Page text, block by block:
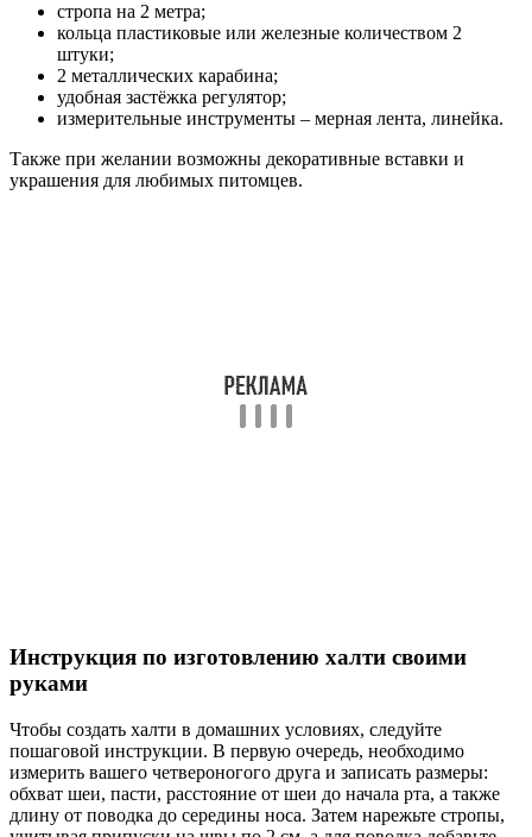
стропа на 2 метра;
кольца пластиковые или железные количеством 2
штуки;
2 металлических карабина;
удобная застёжка регулятор;
измерительные инструменты – мерная лента, линейка.
Также при желании возможны декоративные вставки и
украшения для любимых питомцев.
Инструкция по изготовлению халти своими
руками
Чтобы создать халти в домашних условиях, следуйте
пошаговой инструкции. В первую очередь, необходимо
измерить вашего четвероногого друга и записать размеры:
обхват шеи, пасти, расстояние от шеи до начала рта, а также
длину от поводка до середины носа. Затем нарежьте стропы,